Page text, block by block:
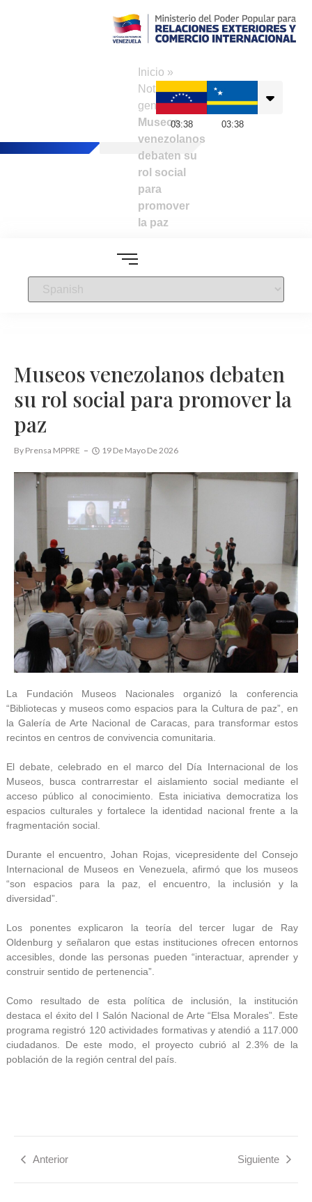
Inicio »
Noticias
generales»
Museos
venezolanos
debaten su
rol social
para
promover
la paz
03:38 03:38
Museos venezolanos debaten
su rol social para promover la
paz
By Prensa MPPRE 19 De Mayo De 2026
La Fundación Museos Nacionales organizó la conferencia
“Bibliotecas y museos como espacios para la Cultura de paz”, en
la Galería de Arte Nacional de Caracas, para transformar estos
recintos en centros de convivencia comunitaria.
El debate, celebrado en el marco del Día Internacional de los
Museos, busca contrarrestar el aislamiento social mediante el
acceso público al conocimiento. Esta iniciativa democratiza los
espacios culturales y fortalece la identidad nacional frente a la
fragmentación social.
Durante el encuentro, Johan Rojas, vicepresidente del Consejo
Internacional de Museos en Venezuela, afirmó que los museos
“son espacios para la paz, el encuentro, la inclusión y la
diversidad”.
Los ponentes explicaron la teoría del tercer lugar de Ray
Oldenburg y señalaron que estas instituciones ofrecen entornos
accesibles, donde las personas pueden “interactuar, aprender y
construir sentido de pertenencia”.
Como resultado de esta política de inclusión, la institución
destaca el éxito del I Salón Nacional de Arte “Elsa Morales”. Este
programa registró 120 actividades formativas y atendió a 117.000
ciudadanos. De este modo, el proyecto cubrió al 2.3% de la
población de la región central del país.
Anterior Siguiente